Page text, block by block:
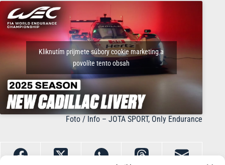
Kliknutím prijmete súbory cookie marketing a
povolíte tento obsah
Foto / Info – JOTA SPORT, Only Endurance